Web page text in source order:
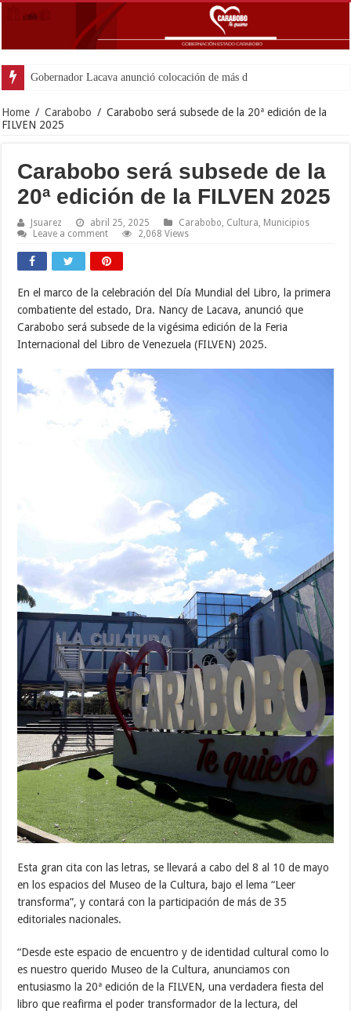
Gobernador Lacava anunció colocación de más de mil 500 tonelad
Home / Carabobo / Carabobo será subsede de la 20ª edición de la
FILVEN 2025
Carabobo será subsede de la
20ª edición de la FILVEN 2025
Jsuarez abril 25, 2025 Carabobo Cultura Municipios
Leave a comment
2,068 Views
En el marco de la celebración del Día Mundial del Libro, la primera
combatiente del estado, Dra. Nancy de Lacava, anunció que
Carabobo será subsede de la vigésima edición de la Feria
Internacional del Libro de Venezuela (FILVEN) 2025.
Esta gran cita con las letras, se llevará a cabo del 8 al 10 de mayo
en los espacios del Museo de la Cultura, bajo el lema “Leer
transforma”, y contará con la participación de más de 35
editoriales nacionales.
“Desde este espacio de encuentro y de identidad cultural como lo
es nuestro querido Museo de la Cultura, anunciamos con
entusiasmo la 20ª edición de la FILVEN, una verdadera fiesta del
libro que reafirma el poder transformador de la lectura, del